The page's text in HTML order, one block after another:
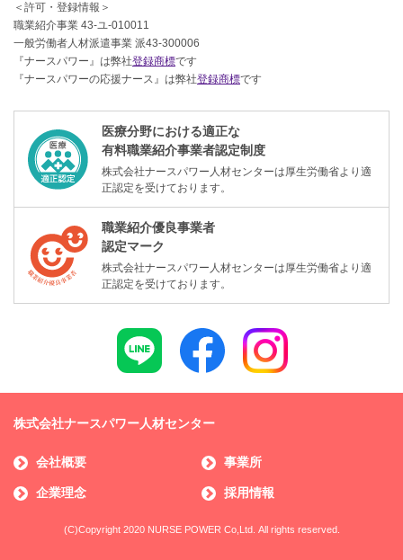
＜許可・登録情報＞
職業紹介事業 43-ユ-010011
一般労働者人材派遣事業 派43-300006
『ナースパワー』は弊社登録商標です
『ナースパワーの応援ナース』は弊社登録商標です
医療分野における適正な
有料職業紹介事業者認定制度
株式会社ナースパワー人材センターは厚生労働省より適
正認定を受けております。
職業紹介優良事業者
認定マーク
株式会社ナースパワー人材センターは厚生労働省より適
正認定を受けております。
株式会社ナースパワー人材センター
会社概要 事業所
企業理念 採用情報
(C)Copyright 2020 NURSE POWER Co,Ltd. All rights reserved.